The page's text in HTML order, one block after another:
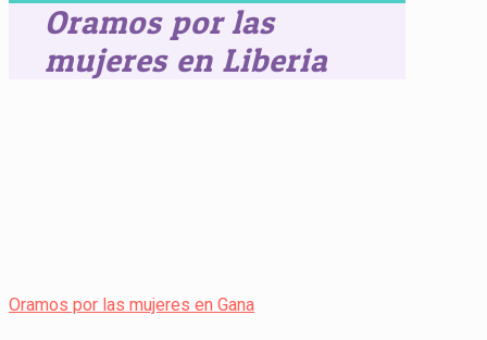
Oramos por las
mujeres en Liberia
Oramos por las mujeres en Gana